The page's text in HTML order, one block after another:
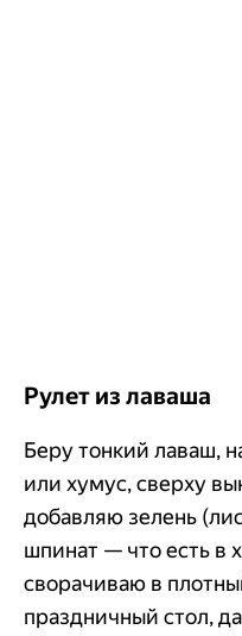
Рулет из лаваша
Беру тонкий лаваш,
или хумус, сверху
добавляю зелень
шпинат — что есть в
сворачиваю в
праздничный стол,